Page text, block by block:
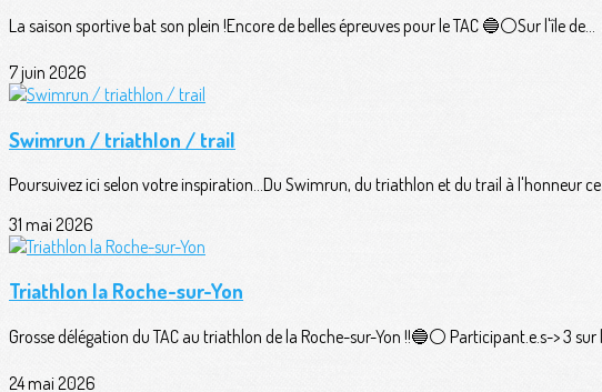
La saison sportive bat son plein !Encore de belles épreuves pour le TAC 🔵⚪️Sur l'île de...
7 juin 2026
Swimrun / triathlon / trail
Poursuivez ici selon votre inspiration...Du Swimrun, du triathlon et du trail à l'honneur ce...
31 mai 2026
Triathlon la Roche-sur-Yon
Grosse délégation du TAC au triathlon de la Roche-sur-Yon !!🔵⚪️ Participant.e.s-> 3 sur
24 mai 2026